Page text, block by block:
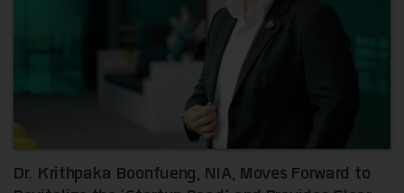
Dr. Krithpaka Boonfueng, NIA, Moves Forward to